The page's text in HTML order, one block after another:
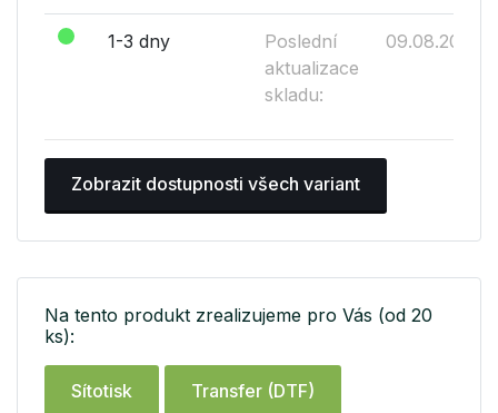
1-3 dny
Poslední
aktualizace
skladu:
09.08.2026
Zobrazit dostupnosti všech variant
Na tento produkt zrealizujeme pro Vás (od 20
ks):
Sítotisk Transfer (DTF)